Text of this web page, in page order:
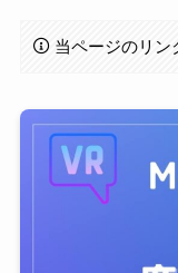
当ページのリン